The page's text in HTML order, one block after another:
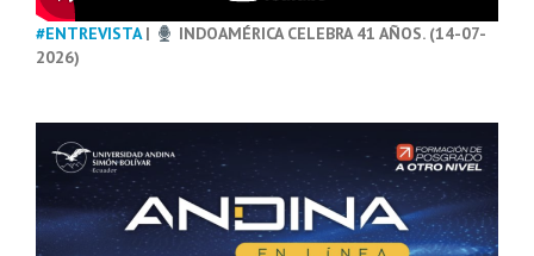
#ENTREVISTA|
INDOAMÉRICA CELEBRA 41 AÑOS. (14-07-
2026)